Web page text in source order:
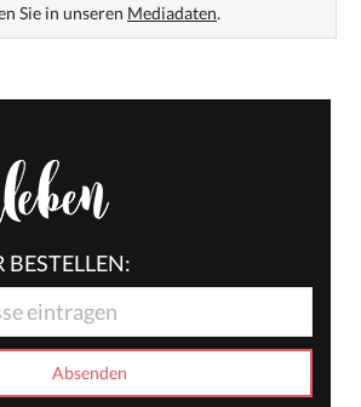
Sie in unseren Mediadaten.
BESTELLEN: